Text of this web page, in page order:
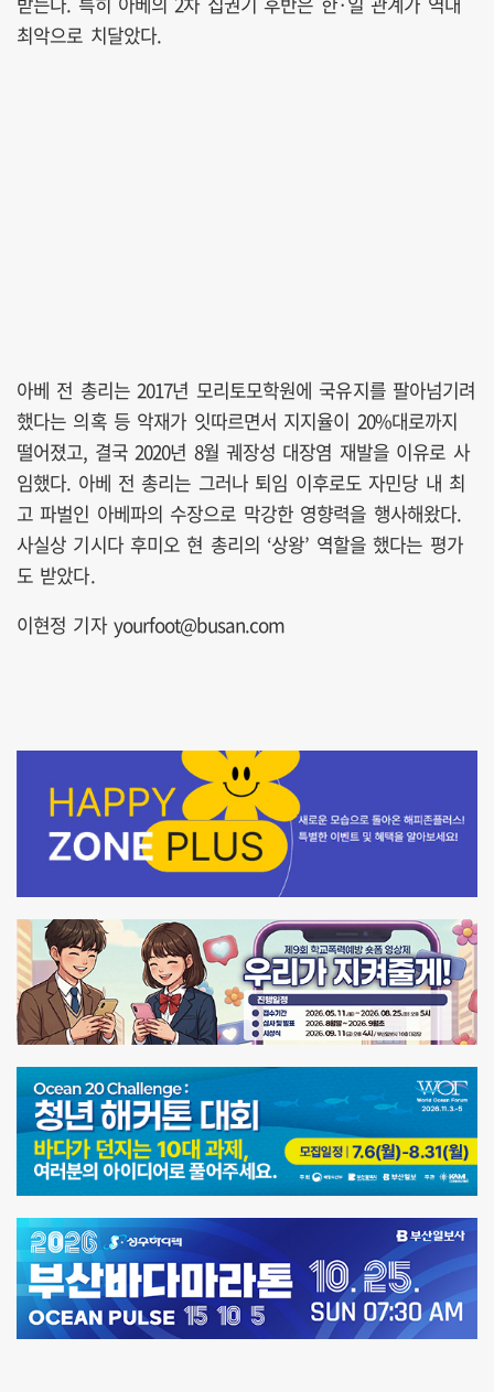
최악으로 치달았다.
아베 전 총리는 2017년 모리토모학원에 국유지를 팔아넘기려
했다는 의혹 등 악재가 잇따르면서 지지율이 20%대로까지
떨어졌고, 결국 2020년 8월 궤장성 대장염 재발을 이유로 사
임했다. 아베 전 총리는 그러나 퇴임 이후로도 자민당 내 최
고 파벌인 아베파의 수장으로 막강한 영향력을 행사해왔다.
사실상 기시다 후미오 현 총리의 ‘상왕’ 역할을 했다는 평가
도 받았다.
이현정 기자 yourfoot@busan.com